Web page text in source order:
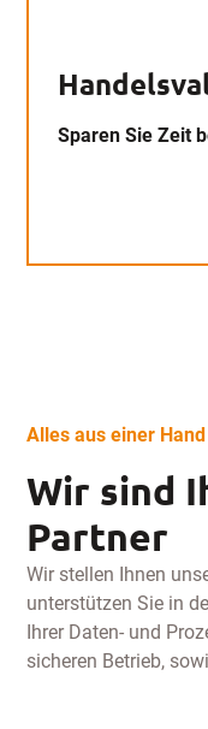
Sparen Sie Zeit
Alles aus einer Hand
Wir sind
Partner
Wir stellen Ihnen
unterstützen Sie in
Ihrer Daten- und
sicheren Betrieb,